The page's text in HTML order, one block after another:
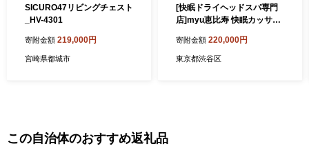
SICURO47リビングチェスト
_HV-4301
寄附金額 219,000円
宮崎県都城市
[快眠ドライヘッドスパ専門
店]myu恵比寿 快眠カッサヘ
分＋自宅でできる簡単ホーム
ケア講習
寄附金額 220,000円
東京都渋谷区
この自治体のおすすめ返礼品